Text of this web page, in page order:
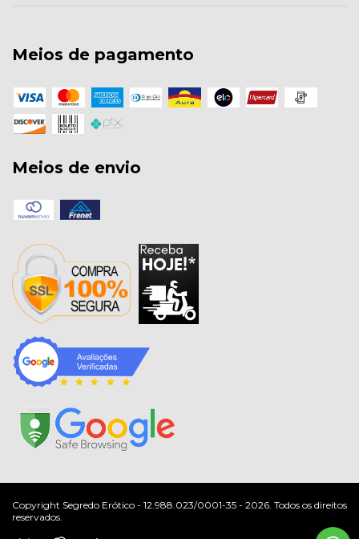
Meios de pagamento
Meios de envio
Copyright Segredo Erótico - 12.988.023/0001-35 - 2026. Todos os direitos
reservados.